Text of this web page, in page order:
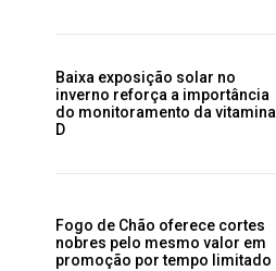
Baixa exposição solar no
inverno reforça a importância
do monitoramento da vitamina
D
Fogo de Chão oferece cortes
nobres pelo mesmo valor em
promoção por tempo limitado